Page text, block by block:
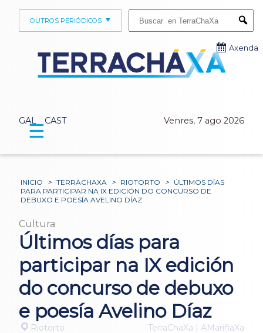
GAL CAST Venres, 7 ago 2026
OUTROS PERIÓDICOS
Axenda
☰
INICIO > TERRACHAXA > RIOTORTO > ÚLTIMOS DÍAS
PARA PARTICIPAR NA IX EDICIÓN DO CONCURSO DE
DEBUXO E POESÍA AVELINO DÍAZ
Cultura
Últimos días para
participar na IX edición
do concurso de debuxo
e poesía Avelino Díaz
Riotorto TerraChaXa | AMariñaXa